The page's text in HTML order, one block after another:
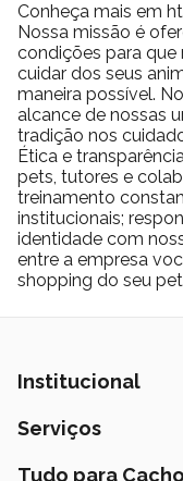
Conheça mais em
Nossa missão é
condições para que
cuidar dos seus
maneira possível.
alcance de nossas
tradição nos
Ética e
pets, tutores e
treinamento
institucionais;
identidade com
entre a empresa
shopping do seu
Institucional
Quem Somos
Serviços
Banho e Tosa
Tudo para